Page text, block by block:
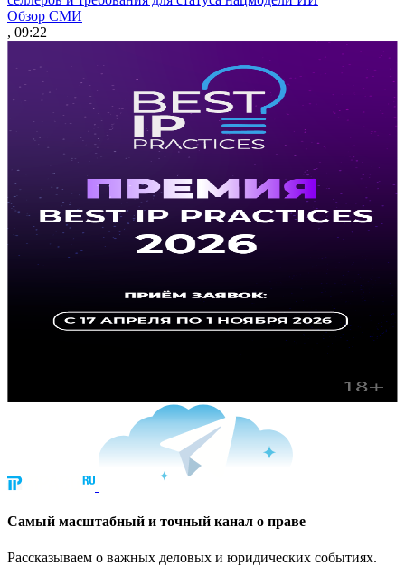
Обзор СМИ
, 09:22
Cамый масштабный и точный канал о праве
Рассказываем о важных деловых и юридических событиях.